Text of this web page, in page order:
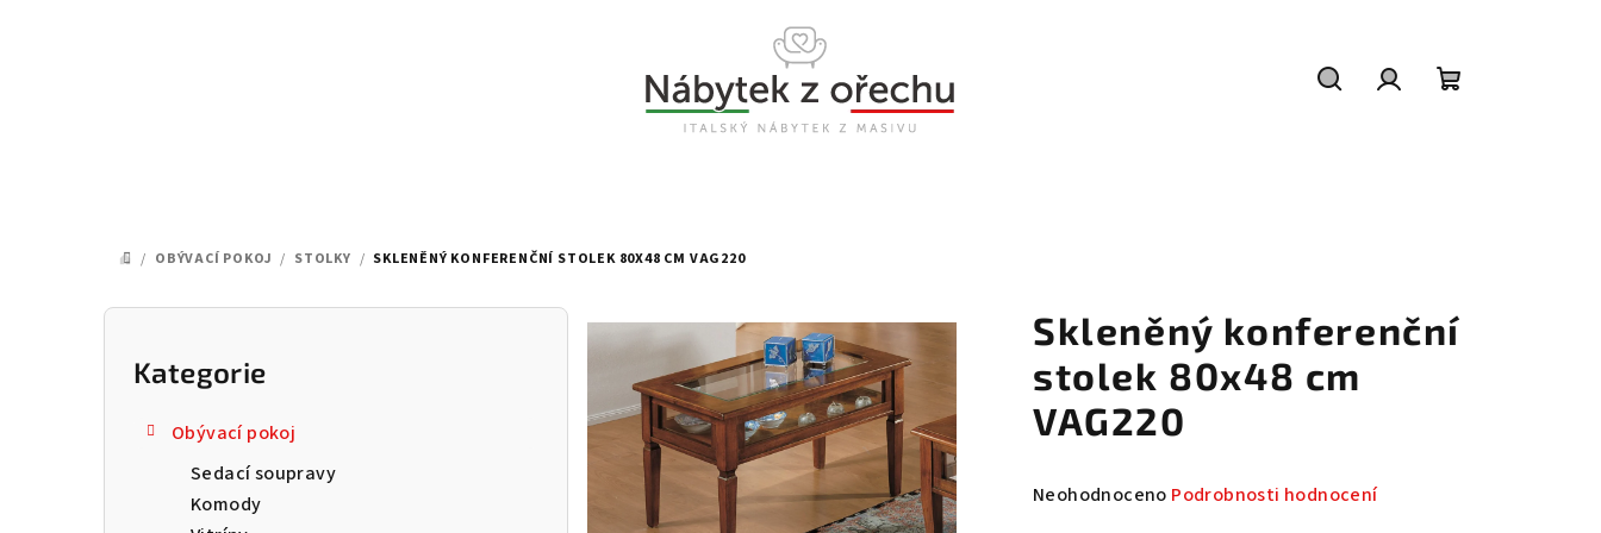
DOMŮ
/ OBÝVACÍ POKOJ / STOLKY / SKLENĚNÝ KONFERENČNÍ STOLEK 80X48 CM VAG220
P
Přeskočit
kategorie
Kategorie
Obývací pokoj
Sedací soupravy
Komody
Skleněný konferenční
stolek 80x48 cm
VAG220
Průměrné
Neohodnoceno Podrobnosti hodnocení